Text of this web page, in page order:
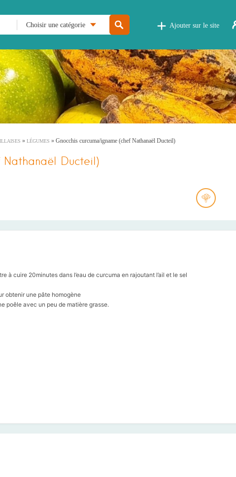
Choisir une catégorie Ajouter sur le site
» LÉGUMES » Gnocchis curcuma/igname (chef Nathanaël Ducteil)
Nathanaël Ducteil)
à cuire 20minutes dans l’eau de curcuma en rajoutant l’ail et le sel
obtenir une pâte homogène
poêle avec un peu de matière grasse.